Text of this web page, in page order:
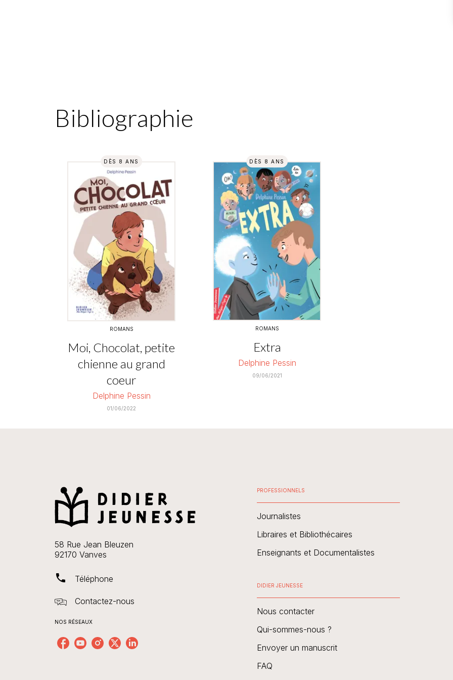
Bibliographie
DÈS 8 ANS
ROMANS
Moi, Chocolat, petite
chienne au grand
coeur
Delphine Pessin
01/06/2022
DÈS 8 ANS
ROMANS
Extra
Delphine Pessin
09/06/2021
58 Rue Jean Bleuzen
92170 Vanves
phone Téléphone
Contactez-nous
NOS RÉSEAUX
PROFESSIONNELS
Journalistes
Libraires et Bibliothécaires
Enseignants et Documentalistes
DIDIER JEUNESSE
Nous contacter
Qui-sommes-nous ?
Envoyer un manuscrit
FAQ